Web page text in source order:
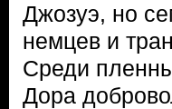
Джозуэ, но
немцев и
Среди
Дора